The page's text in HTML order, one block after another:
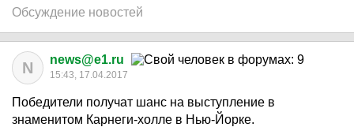
Обсуждение новостей
N news@e1.ru
15:43, 17.04.2017
Победители получат шанс на выступление в
знаменитом Карнеги-холле в Нью-Йорке.